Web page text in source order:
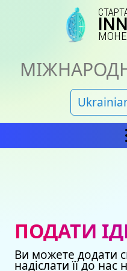
Представництва
Наші сертифікати
Каталог ідей
Avto
Подати ідею
ПОДАТИ
Ви можете додати
надіслати її до